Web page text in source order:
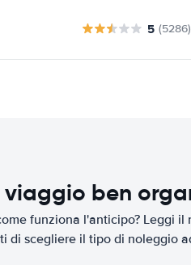
5 (5286)
ben
funziona l'anticipo? Leggi il
di scegliere il tipo di noleggio